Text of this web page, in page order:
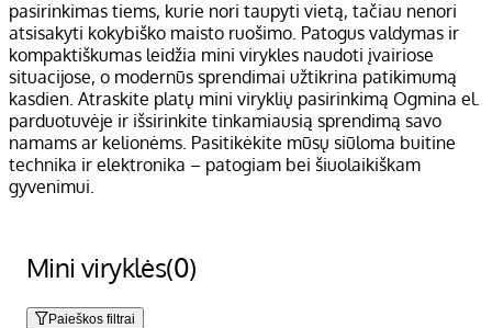
pasirinkimas tiems, kurie nori taupyti vietą, tačiau nenori
atsisakyti kokybiško maisto ruošimo. Patogus valdymas ir
kompaktiškumas leidžia mini virykles naudoti įvairiose
situacijose, o modernūs sprendimai užtikrina patikimumą
kasdien. Atraskite platų mini viryklių pasirinkimą Ogmina el.
parduotuvėje ir išsirinkite tinkamiausią sprendimą savo
namams ar kelionėms. Pasitikėkite mūsų siūloma buitine
technika ir elektronika – patogiam bei šiuolaikiškam
gyvenimui.
Mini viryklės(0)
Paieškos filtrai